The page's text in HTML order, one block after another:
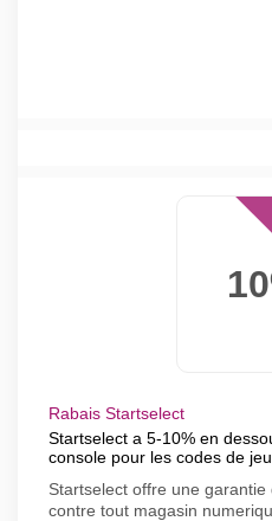
Rabais Startselect
Startselect a 5-10% en
console pour les codes de
Startselect offre une
contre tout magasin